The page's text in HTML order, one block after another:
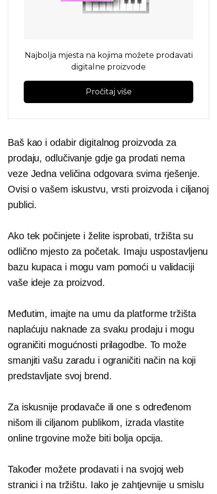
Najbolja mjesta na kojima možete prodavati
digitalne proizvode
Pročitaj više
Baš kao i odabir digitalnog proizvoda za
prodaju, odlučivanje gdje ga prodati nema
veze Jedna veličina odgovara svimarješenje.
Ovisi o vašem iskustvu, vrsti proizvoda i ciljanoj
publici.
Ako tek počinjete i želite isprobati, tržišta su
odlično mjesto za početak. Imaju uspostavljenu
bazu kupaca i mogu vam pomoći u validaciji
vaše ideje za proizvod.
Međutim, imajte na umu da platforme tržišta
naplaćuju naknade za svaku prodaju i mogu
ograničiti mogućnosti prilagodbe. To može
smanjiti vašu zaradu i ograničiti način na koji
predstavljate svoj brend.
Za iskusnije prodavače ili one s određenom
nišom ili ciljanom publikom, izrada vlastite
online trgovine može biti bolja opcija.
Također možete prodavati i na svojoj web
stranici i na tržištu. Iako je zahtjevnije u smislu